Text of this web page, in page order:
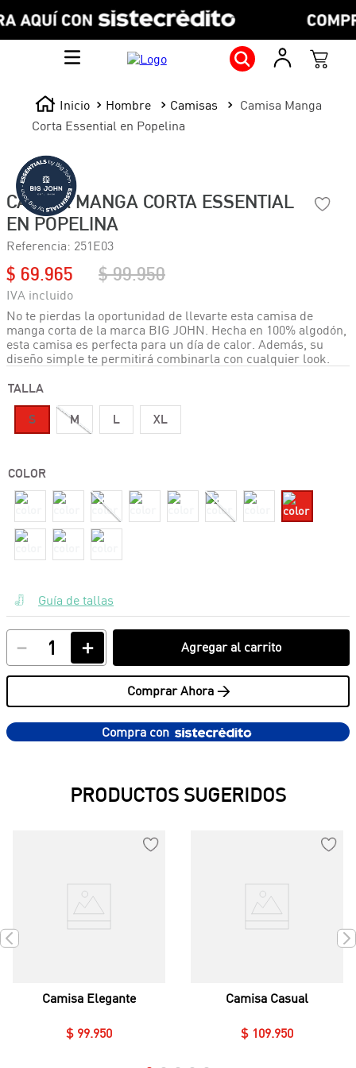
Hombre Camisas
Camisa Manga
Corta Essential en Popelina
CAMISA MANGA CORTA ESSENTIAL
EN POPELINA
Referencia: 251E03
$ 69 965 $ 99.950
No te pierdas la oportunidad de llevarte esta camisa de
manga corta de la marca BIG JOHN. Hecha en 100% algodón,
esta camisa es perfecta para un día de calor. Además, su
diseño simple te permitirá combinarla con cualquier look.
TALLA
S M L XL
COLOR
Guía de tallas
＋
－ Agregar al carrito
Comprar Ahora >
Compra con
PRODUCTOS SUGERIDOS
Camisa Elegante
$ 99 950
Camisa Casual
$ 109 950